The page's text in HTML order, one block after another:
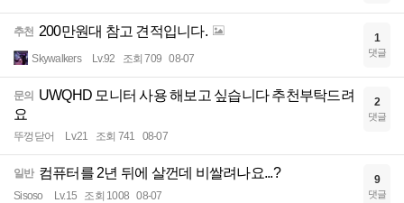
추천 200만원대 참고 견적입니다.
Skywalkers Lv.92 조회 709 08-07
1
댓글
문의
UWQHD 모니터 사용 해보고 싶습니다 추천부탁드려
요
뚜껑닫어 Lv.21 조회 741 08-07
2
댓글
일반 컴퓨터를 2년 뒤에 살껀데 비쌀려나요...?
Sisoso Lv.15 조회 1008 08-07
9
댓글